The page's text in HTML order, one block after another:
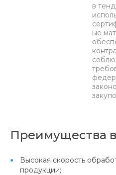
в
ые
Преимущества
Высокая скорость
продукции;